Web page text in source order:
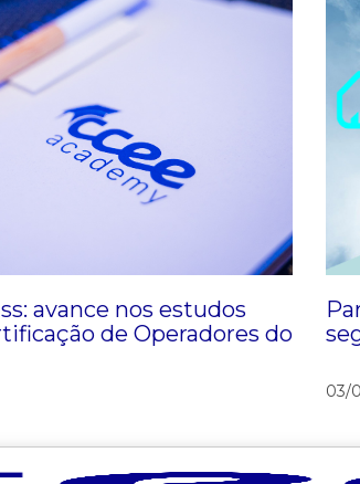
avance nos estudos
de Operadores do
03/